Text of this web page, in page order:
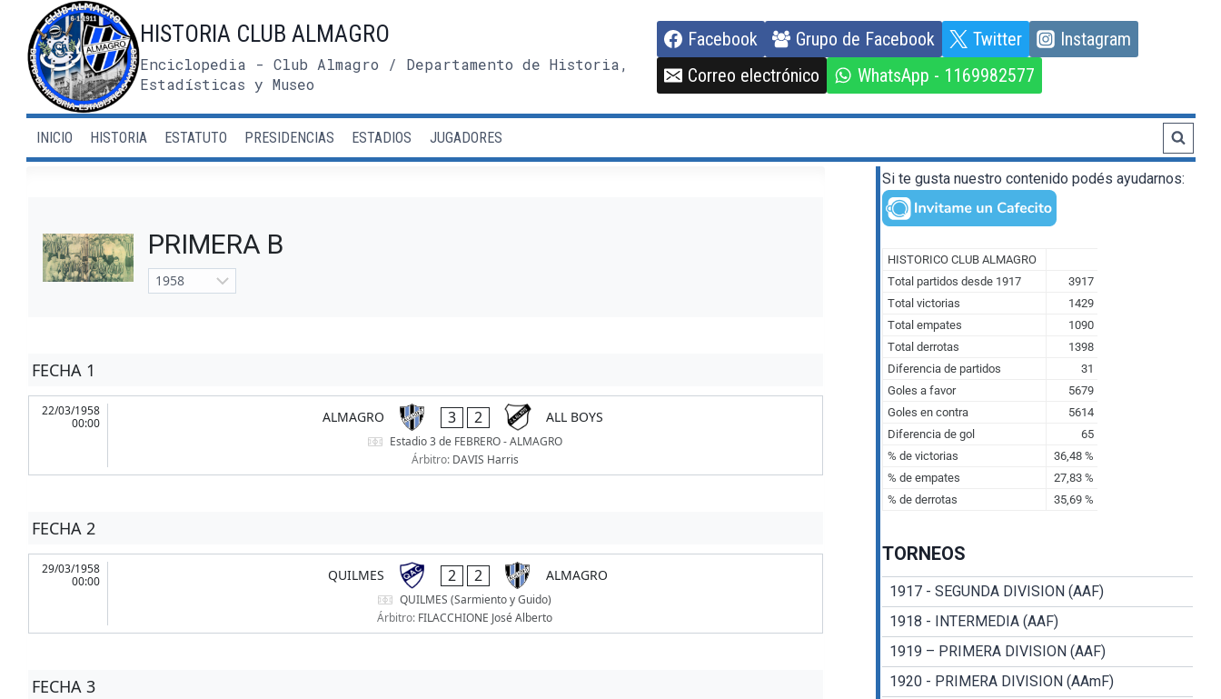
contenido
HISTORIA CLUB ALMAGRO
Enciclopedia - Club Almagro / Departamento de Historia,
Estadísticas y Museo
Facebook Grupo de Facebook Twitter
Instagram
Correo electrónico
WhatsApp - 1169982577
INICIO HISTORIA ESTATUTO PRESIDENCIAS ESTADIOS JUGADORES
PRIMERA B
FECHA 1
22/03/1958
00:00
ALMAGRO 3 2 ALL BOYS
Estadio 3 de FEBRERO - ALMAGRO
Árbitro: DAVIS Harris
FECHA 2
29/03/1958
00:00
QUILMES 2 2 ALMAGRO
QUILMES (Sarmiento y Guido)
Árbitro: FILACCHIONE José Alberto
FECHA 3
Si te gusta nuestro contenido podés ayudarnos:
TORNEOS
1917 - SEGUNDA DIVISION (AAF)
1918 - INTERMEDIA (AAF)
1919 – PRIMERA DIVISION (AAF)
1920 - PRIMERA DIVISION (AAmF)